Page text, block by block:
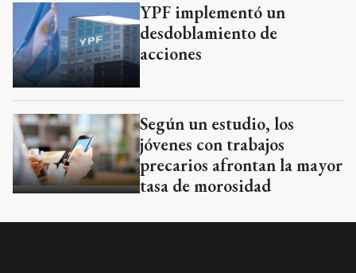
YPF implementó un
desdoblamiento de
acciones
Según un estudio, los
jóvenes con trabajos
precarios afrontan la mayor
tasa de morosidad